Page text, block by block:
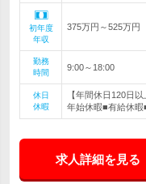
初年度
年収
375万円～525万円
勤務
時間
9:00～18:00
休日
休暇
【年間休日120日
年始休暇■有給休
求人詳細を見る